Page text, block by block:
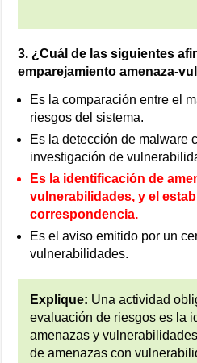
3. ¿Cuál de las siguientes
emparejamiento amenaza-
Es la comparación entre el
riesgos del sistema.
Es la detección de malware
investigación de
Es la identificación de
vulnerabilidades, y el
correspondencia.
Es el aviso emitido por un
vulnerabilidades.
Explique: Una actividad
evaluación de riesgos es la
amenazas y
de amenazas con